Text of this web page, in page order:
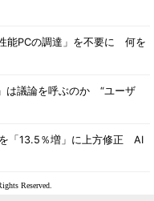
能PCの調達」を不要に 何を
は議論を呼ぶのか “ユーザ
「13.5％増」に上方修正 AI
Reserved.